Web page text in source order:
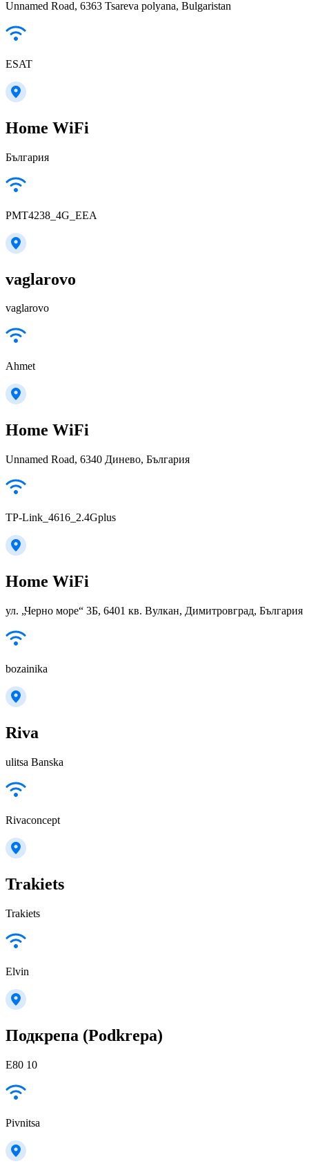
Unnamed Road, 6363 Tsareva polyana, Bulgaristan
ESAT
Home WiFi
България
PMT4238_4G_EEA
vaglarovo
vaglarovo
Ahmet
Home WiFi
Unnamed Road, 6340 Динево, България
TP-Link_4616_2.4Gplus
Home WiFi
ул. „Черно море“ 3Б, 6401 кв. Вулкан, Димитровград, България
bozainika
Riva
ulitsa Banska
Rivaconcept
Trakiets
Trakiets
Elvin
Подкрепа (Podkrepa)
E80 10
Pivnitsa